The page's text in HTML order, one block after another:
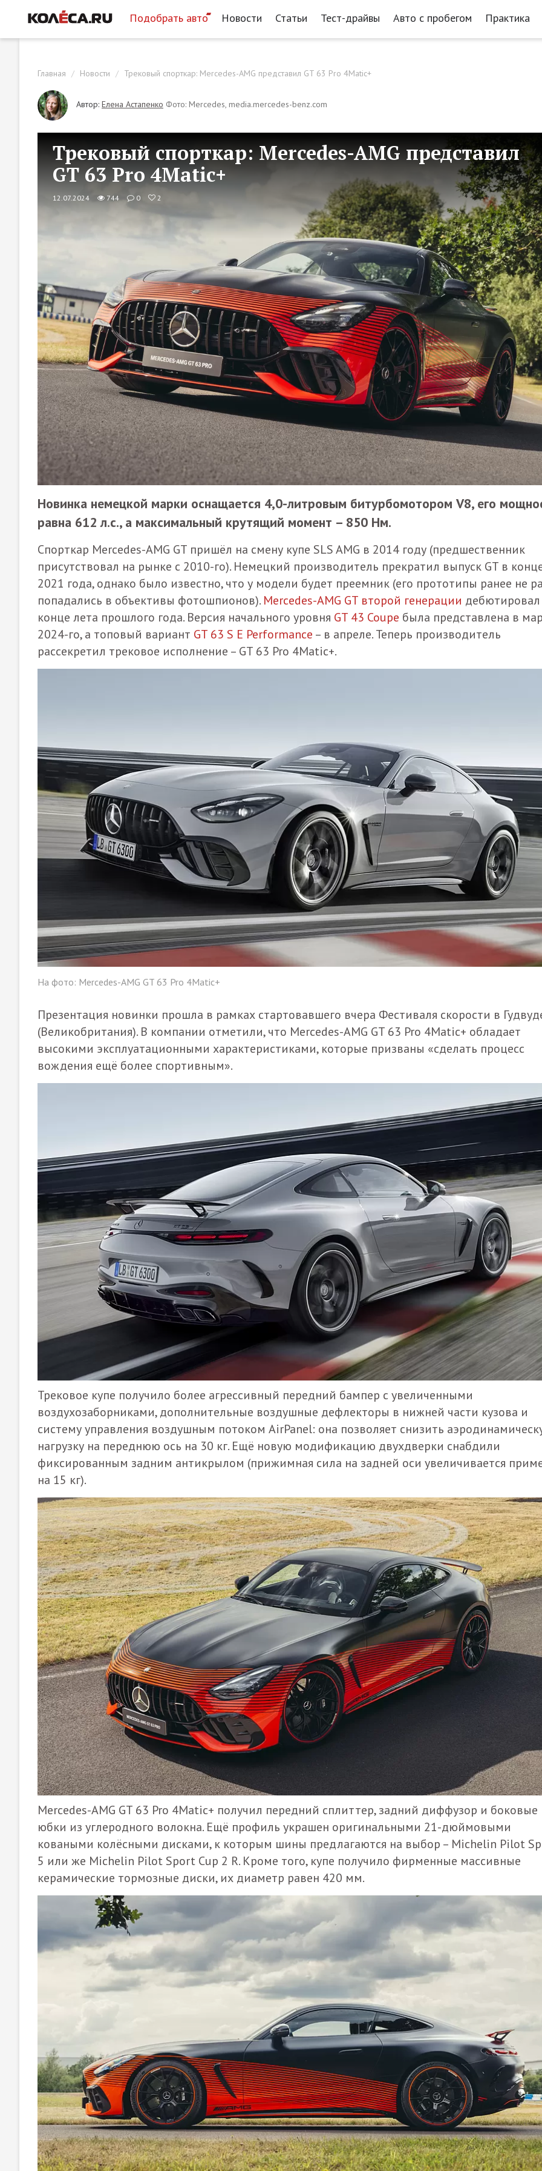
Подобрать авто Новости Статьи Тест-драйвы Авто с пробегом Практика
Главная Новости Трековый спорткар: Mercedes-AMG представил GT 63 Pro 4Matic+
Автор: Елена Астапенко Фото: Mercedes, media.mercedes-benz.com
Трековый спорткар: Mercedes-AMG представил
GT 63 Pro 4Matic+
12.07.2024 744 0 2
Новинка немецкой марки оснащается 4,0-литровым битурбомотором V8, его
равна 612 л.с., а максимальный крутящий момент – 850 Нм.
Спорткар Mercedes-AMG GT пришёл на смену купе SLS AMG в 2014 году (предшественник
присутствовал на рынке с 2010-го). Немецкий производитель прекратил выпуск GT в
2021 года, однако было известно, что у модели будет преемник (его прототипы ранее не
попадались в объективы фотошпионов). Mercedes-AMG GT второй генерации
конце лета прошлого года. Версия начального уровня GT 43 Coupe была представлена в
2024-го, а топовый вариант GT 63 S E Performance – в апреле. Теперь производитель
рассекретил трековое исполнение – GT 63 Pro 4Matic+.
На фото: Mercedes-AMG GT 63 Pro 4Matic+
Презентация новинки прошла в рамках стартовавшего вчера Фестиваля скорости в
(Великобритания). В компании отметили, что Mercedes-AMG GT 63 Pro 4Matic+ обладает
высокими эксплуатационными характеристиками, которые призваны «сделать процесс
вождения ещё более спортивным».
Трековое купе получило более агрессивный передний бампер с увеличенными
воздухозаборниками, дополнительные воздушные дефлекторы в нижней части кузова и
систему управления воздушным потоком AirPanel: она позволяет снизить
нагрузку на переднюю ось на 30 кг. Ещё новую модификацию двухдверки снабдили
фиксированным задним антикрылом (прижимная сила на задней оси увеличивается
на 15 кг).
Mercedes-AMG GT 63 Pro 4Matic+ получил передний сплиттер, задний диффузор и боковые
юбки из углеродного волокна. Ещё профиль украшен оригинальными 21-дюймовыми
коваными колёсными дисками, к которым шины предлагаются на выбор – Michelin Pilot
5 или же Michelin Pilot Sport Cup 2 R. Кроме того, купе получило фирменные массивные
керамические тормозные диски, их диаметр равен 420 мм.